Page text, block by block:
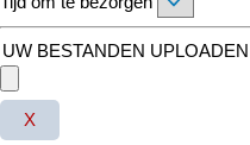
UW BESTANDEN UPLOADEN
X